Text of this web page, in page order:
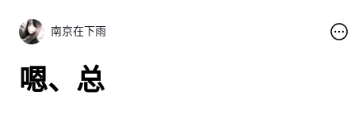
南京在下雨
嗯、总